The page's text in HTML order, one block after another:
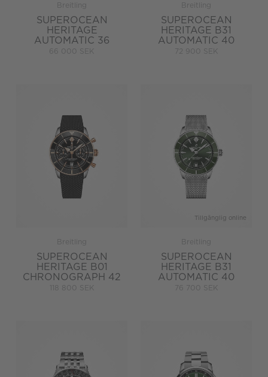
Breitling
SUPEROCEAN
HERITAGE
AUTOMATIC 36
66 000 SEK
Breitling
SUPEROCEAN
HERITAGE B31
AUTOMATIC 40
72 900 SEK
Breitling
SUPEROCEAN
HERITAGE B01
CHRONOGRAPH 42
118 800 SEK
Tillgänglig online
Breitling
SUPEROCEAN
HERITAGE B31
AUTOMATIC 40
76 700 SEK